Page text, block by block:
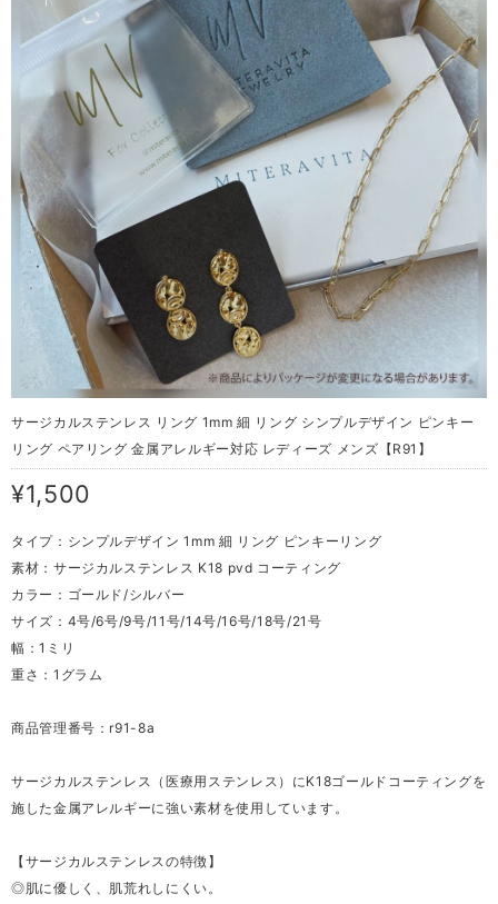
サージカルステンレス リング 1mm 細 リング シンプルデザイン ピンキー
リング ペアリング 金属アレルギー対応 レディーズ メンズ【R91】
¥1,500
タイプ：シンプルデザイン 1mm 細 リング ピンキーリング
素材：サージカルステンレス K18 pvd コーティング
カラー：ゴールド/シルバー
サイズ：4号/6号/9号/11号/14号/16号/18号/21号
幅：1ミリ
重さ：1グラム
商品管理番号：r91-8a
サージカルステンレス（医療用ステンレス）にK18ゴールドコーティングを
施した金属アレルギーに強い素材を使用しています。
【サージカルステンレスの特徴】
◎肌に優しく、肌荒れしにくい。